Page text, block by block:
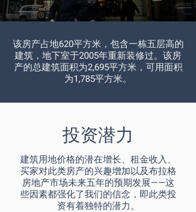
该房产占地620平方米，包含一栋五层高的
建筑，地下室于2005年重新装修过。该房
产的总建筑面积为2,695平方米，可用面积
为1,785平方米。
投资潜力
建筑用地价格的潜在增长、租金收入、
买家对此类房产的兴趣增加以及布拉格
房地产市场未来五年的预期发展——这
些因素都强化了我们的信念，即此类投
资有着独特的潜力。